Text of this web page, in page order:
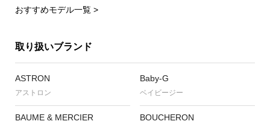
おすすめモデル一覧 >
取り扱いブランド
ASTRON
アストロン
Baby-G
ベイビージー
BAUME & MERCIER BOUCHERON